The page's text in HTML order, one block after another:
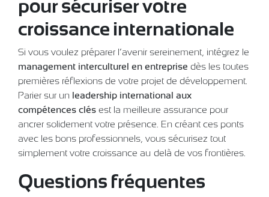
pour sécuriser votre
croissance internationale
Si vous voulez préparer l’avenir sereinement, intégrez le
management interculturel en entreprise dès les toutes
premières réflexions de votre projet de développement.
Parier sur un leadership international aux
compétences clés est la meilleure assurance pour
ancrer solidement votre présence. En créant ces ponts
avec les bons professionnels, vous sécurisez tout
simplement votre croissance au-delà de vos frontières.
Questions fréquentes